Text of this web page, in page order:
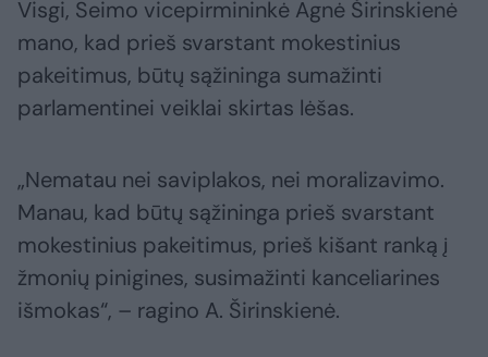
Visgi, Seimo vicepirmininkė Agnė Širinskienė
mano, kad prieš svarstant mokestinius
pakeitimus, būtų sąžininga sumažinti
parlamentinei veiklai skirtas lėšas.
„Nematau nei saviplakos, nei moralizavimo.
Manau, kad būtų sąžininga prieš svarstant
mokestinius pakeitimus, prieš kišant ranką į
žmonių pinigines, susimažinti kanceliarines
išmokas“, – ragino A. Širinskienė.